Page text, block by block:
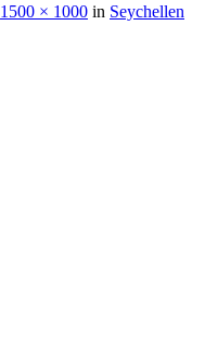
1500 × 1000 in Seychellen